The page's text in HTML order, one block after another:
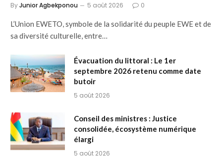
ByJunior Agbekponou 5 août 2026 0
L’Union EWETO, symbole de la solidarité du peuple EWE et de
sa diversité culturelle, entre…
Évacuation du littoral : Le 1er
septembre 2026 retenu comme date
butoir
5 août 2026
Conseil des ministres : Justice
consolidée, écosystème numérique
élargi
5 août 2026